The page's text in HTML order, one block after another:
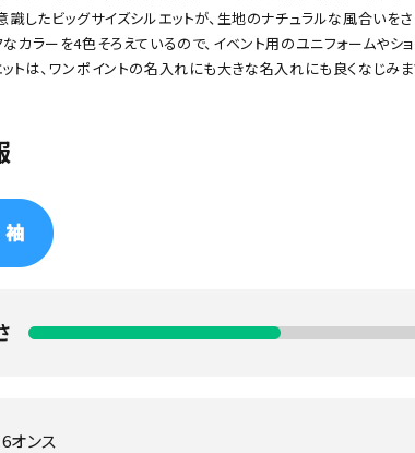
ピンク パープル サックス イエロー
Tシャツ
識したビッグサイズシルエットが、生地のナチュラルな風合いを
カラーを4色そろえているので、イベント用のユニフォームやシ
トは、ワンポイントの名入れにも大きな名入れにも良くなじみま
オンス